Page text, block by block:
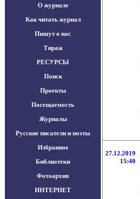
О журнале
Как читать журнал
Пишут о нас
Тираж
РЕСУРСЫ
Поиск
Проекты
Посещаемость
Журналы
Русские писатели и поэты
Избранное
Библиотеки
Фотоархив
ИНТЕРНЕТ
27.12.2019
15:40